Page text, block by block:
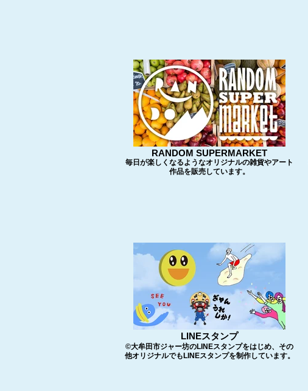
RANDOM SUPERMARKET
毎日が楽しくなるようなオリジナルの雑貨やアート
作品を販売しています。
LINEスタンプ
©️大牟田市ジャー坊のLINEスタンプをはじめ、その
他オリジナルでもLINEスタンプを制作しています。